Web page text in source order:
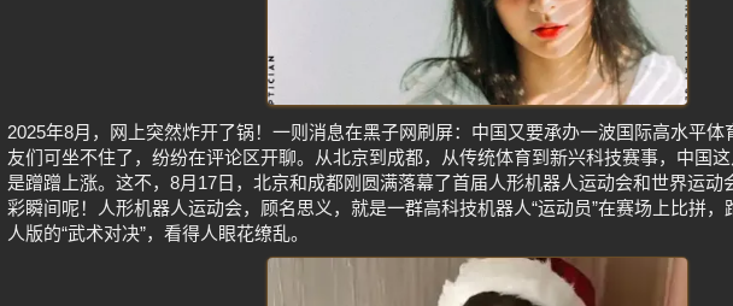
2025年8月，网上突然炸开了锅！一则消息在黑子网刷屏：中国又要承办一波国际高水平体
友们可坐不住了，纷纷在评论区开聊。从北京到成都，从传统体育到新兴科技赛事，中国
是蹭蹭上涨。这不，8月17日，北京和成都刚圆满落幕了首届人形机器人运动会和世界运动
彩瞬间呢！人形机器人运动会，顾名思义，就是一群高科技机器人“运动员”在赛场上比拼
人版的“武术对决”，看得人眼花缭乱。